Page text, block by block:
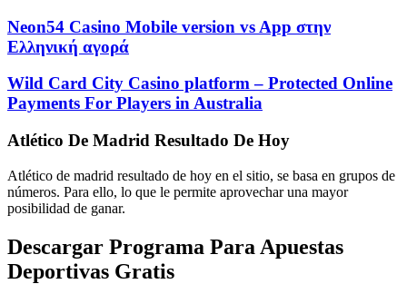
Neon54 Casino Mobile version vs App στην
Ελληνική αγορά
Wild Card City Casino platform – Protected Online
Payments For Players in Australia
Atlético De Madrid Resultado De Hoy
Atlético de madrid resultado de hoy en el sitio, se basa en grupos de
números. Para ello, lo que le permite aprovechar una mayor
posibilidad de ganar.
Descargar Programa Para Apuestas
Deportivas Gratis